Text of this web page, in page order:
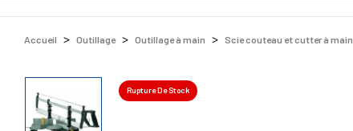
Accueil Outillage Outillage à main Scie couteau et cutter à main
Rupture De Stock